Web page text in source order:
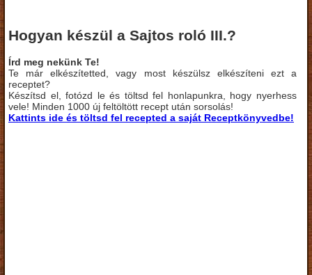
Hogyan készül a Sajtos roló III.?
Írd meg nekünk Te!
Te már elkészítetted, vagy most készülsz elkészíteni ezt a
receptet?
Készítsd el, fotózd le és töltsd fel honlapunkra, hogy nyerhess
vele! Minden 1000 új feltöltött recept után sorsolás!
Kattints ide és töltsd fel recepted a saját Receptkönyvedbe!